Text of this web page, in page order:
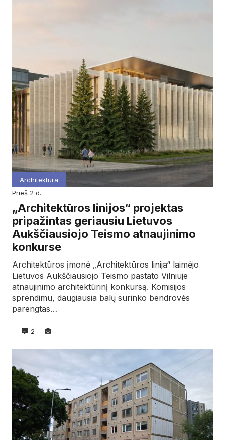
Architektūra
prieš 2 d.
„Architektūros linijos“ projektas
pripažintas geriausiu Lietuvos
Aukščiausiojo Teismo atnaujinimo
konkurse
Architektūros įmonė „Architektūros linija“ laimėjo
Lietuvos Aukščiausiojo Teismo pastato Vilniuje
atnaujinimo architektūrinį konkursą. Komisijos
sprendimu, daugiausia balų surinko bendrovės
parengtas…
2